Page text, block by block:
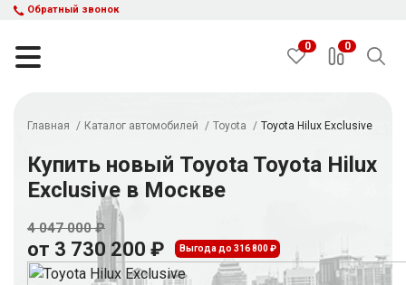
Обратный звонок
Кредит и рассрочка
Акции
Каталог автомобилей
Авто с пробегом
0 0
Главная Каталог автомобилей Toyota Toyota Hilux Exclusive
Купить новый Toyota Toyota Hilux
Exclusive в Москве
4 047 000 ₽
от 3 730 200 ₽ Выгода до 316 800 ₽